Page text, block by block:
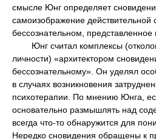
смысле Юнг определяет
самоизображение действительной
бессознательном,
Юнг считал комплексы
личности) «архитектором
бессознательному». Он уделял
в случаях возникновения
психотерапии. По мнению Юнга,
основательно размышлять над
всегда что-то обнаружится для
Нередко сновидения обращены к